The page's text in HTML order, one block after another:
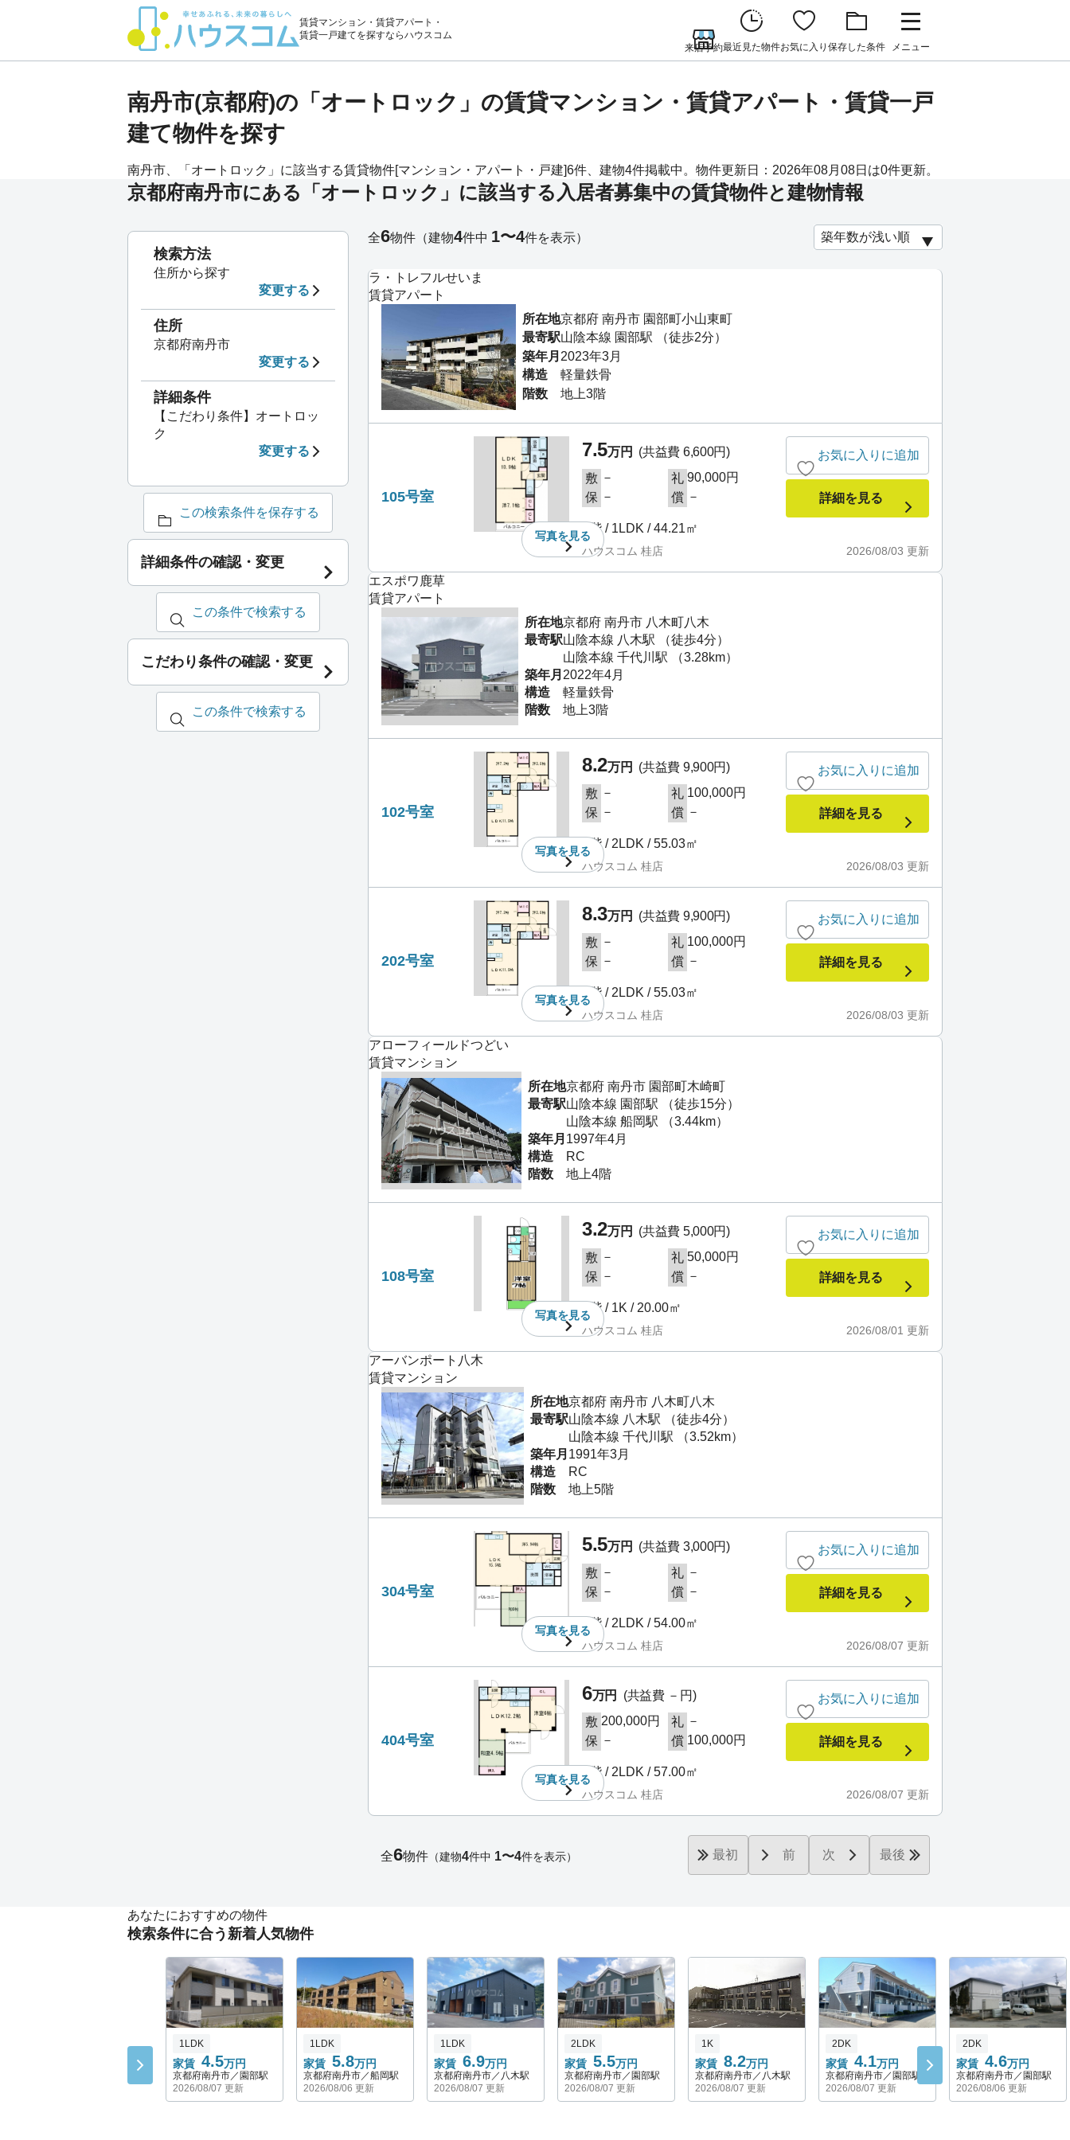
賃貸マンション・賃貸アパート・
賃貸一戸建てを探すならハウスコム
来店予約最近見た物件お気に入り 保存した条件 メニュー
南丹市(京都府)の「オートロック」の賃貸マンション・賃貸アパート・賃貸一戸
建て物件を探す
南丹市、「オートロック」に該当する賃貸物件[マンション・アパート・戸建]6件、建物4件掲載中。物件更新日：2026年08月08日は0件更新。
京都府南丹市にある「オートロック」に該当する入居者募集中の賃貸物件と建物情報
ラ・トレフルせいま
賃貸アパート
所在地京都府 南丹市 園部町小山東町
最寄駅山陰本線 園部駅 （徒歩2分）
築年月 2023年3月
構造
軽量鉄骨
階数
地上3階
105号室
写真を見る
7.5万円
(共益費 6,600円)
敷 － 礼 90,000円
保 － 償 －
1階 / 1LDK / 44.21㎡
2026/08/03 更新
ハウスコム 桂店
お気に入りに追加
詳細を見る
エスポワ鹿草
賃貸アパート
所在地京都府 南丹市 八木町八木
最寄駅山陰本線 八木駅 （徒歩4分）
山陰本線 千代川駅 （3.28km）
築年月 2022年4月
構造
軽量鉄骨
階数
地上3階
102号室
写真を見る
8.2万円
(共益費 9,900円)
敷 － 礼 100,000円
保 － 償 －
1階 / 2LDK / 55.03㎡
2026/08/03 更新
ハウスコム 桂店
お気に入りに追加
詳細を見る
202号室
写真を見る
8.3万円
(共益費 9,900円)
敷 － 礼 100,000円
保 － 償 －
2階 / 2LDK / 55.03㎡
2026/08/03 更新
ハウスコム 桂店
お気に入りに追加
詳細を見る
アローフィールドつどい
賃貸マンション
所在地京都府 南丹市 園部町木崎町
最寄駅山陰本線 園部駅 （徒歩15分）
山陰本線 船岡駅 （3.44km）
築年月 1997年4月
構造
RC
階数
地上4階
108号室
写真を見る
3.2万円
(共益費 5,000円)
敷 － 礼 50,000円
保 － 償 －
1階 / 1K / 20.00㎡
2026/08/01 更新
ハウスコム 桂店
お気に入りに追加
詳細を見る
アーバンポート八木
賃貸マンション
所在地京都府 南丹市 八木町八木
最寄駅山陰本線 八木駅 （徒歩4分）
山陰本線 千代川駅 （3.52km）
築年月 1991年3月
構造
RC
階数
地上5階
304号室
写真を見る
5.5万円
(共益費 3,000円)
敷 － 礼 －
保 － 償 －
3階 / 2LDK / 54.00㎡
2026/08/07 更新
ハウスコム 桂店
お気に入りに追加
詳細を見る
404号室
写真を見る
6万円
(共益費 －円)
敷 200,000円 礼 －
保 － 償 100,000円
4階 / 2LDK / 57.00㎡
2026/08/07 更新
ハウスコム 桂店
お気に入りに追加
詳細を見る
全6物件 （建物4件中 1〜4件を表示）
検索方法
住所から探す
変更する
住所
京都府南丹市
変更する
詳細条件
【こだわり条件】オートロッ
ク
変更する
この検索条件を保存する
詳細条件の確認・変更
この条件で検索する
こだわり条件の確認・変更
この条件で検索する
全6物件 （建物4件中 1〜4件を表示） 最初 前 次 最後
あなたにおすすめの物件
検索条件に合う新着人気物件
1LDK
家賃 4.5万円
京都府南丹市／園部駅
2026/08/07 更新
1LDK
家賃 5.8万円
京都府南丹市／船岡駅
2026/08/06 更新
1LDK
家賃 6.9万円
京都府南丹市／八木駅
2026/08/07 更新
2LDK
家賃 5.5万円
京都府南丹市／園部駅
2026/08/07 更新
1K
家賃 8.2万円
京都府南丹市／八木駅
2026/08/07 更新
2DK
家賃 4.1万円
京都府南丹市／園部駅
2026/08/07 更新
2DK
家賃 4.6万円
京都府南丹市／園部駅
2026/08/06 更新